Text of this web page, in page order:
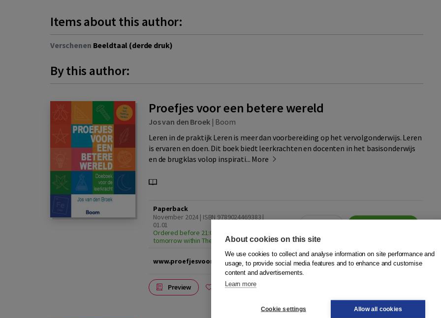
Items about this author:
Verschenen Beeldtaal (derde druk)
By this author:
Proefjes voor een betere wereld
Jos van den Broek| Boom
Leren in de praktijk Leren is meer dan voorbereiding op het vervolgonderwijs. Leren
is ervaren en doen. Dit boek biedt leerkrachten en docenten in het basisonderwijs
en de brugklas volop inspirati... More
Paperback
November 2024 | ISBN 9789024469383 |
01.01
Ordered before 21:00, delivered
tomorrow within The Netherlands
Quantity
www.proefjesvooreenbeterewereld.nl Visit site
Preview Add to wish list
About cookies on this site
We use cookies to collect and analyse information on site performance and
usage, to provide social media features and to enhance and customise
content and advertisements.
Learn more
Cookie settings Allow all cookies